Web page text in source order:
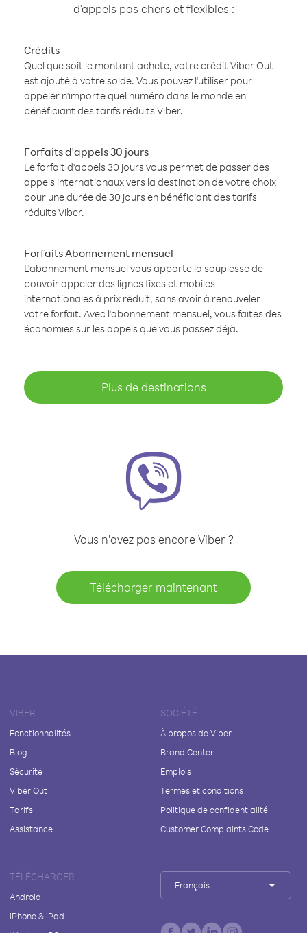
d'appels pas chers et flexibles :
Crédits
Quel que soit le montant acheté, votre crédit Viber Out
est ajouté à votre solde. Vous pouvez l'utiliser pour
appeler n'importe quel numéro dans le monde en
bénéficiant des tarifs réduits Viber.
Forfaits d'appels 30 jours
Le forfait d'appels 30 jours vous permet de passer des
appels internationaux vers la destination de votre choix
pour une durée de 30 jours en bénéficiant des tarifs
réduits Viber.
Forfaits Abonnement mensuel
L'abonnement mensuel vous apporte la souplesse de
pouvoir appeler des lignes fixes et mobiles
internationales à prix réduit, sans avoir à renouveler
votre forfait. Avec l'abonnement mensuel, vous faites des
économies sur les appels que vous passez déjà.
Plus de destinations
Vous n’avez pas encore Viber ?
Télécharger maintenant
VIBER
Fonctionnalités
Blog
Sécurité
Viber Out
Tarifs
Assistance
SOCIÉTÉ
À propos de Viber
Brand Center
Emplois
Termes et conditions
Politique de confidentialité
Customer Complaints Code
TÉLÉCHARGER
Android
iPhone & iPad
Français